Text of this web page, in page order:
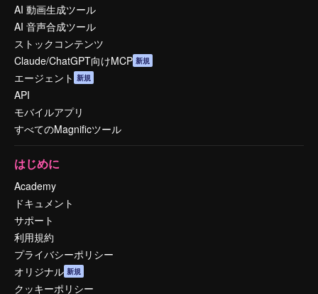
AI 動画生成ツール
AI 音声合成ツール
ストックコンテンツ
Claude/ChatGPT向けMCP 新規
エージェント 新規
API
モバイルアプリ
すべてのMagnificツール
はじめに
Academy
ドキュメント
サポート
利用規約
プライバシーポリシー
オリジナル 新規
クッキーポリシー